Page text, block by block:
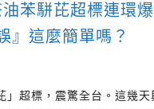
苯駢芘超標連環
』這麼簡單嗎？
」超標，震驚全台。這幾天